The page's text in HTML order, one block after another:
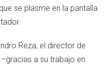
se plasme en la pantalla
Reza, el director de
a su trabajo en